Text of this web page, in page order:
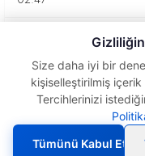
Pivot Tablolarda
Yataydaki Verilerin
Özel Listeleri Pivot
Pivot Tablo ve Pivot
Tablolar ile çalışmak
Size daha iyi bir
kişiselleştirilmiş
Tercihlerinizi
Tümünü Kabul Et